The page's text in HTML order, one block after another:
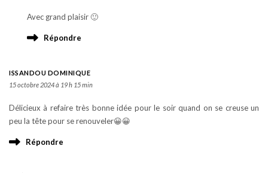
Avec grand plaisir 🙂
Répondre
ISSANDOU DOMINIQUE
15 octobre 2024 à 19 h 15 min
Délicieux à refaire très bonne idée pour le soir quand on se creuse un
peu la tête pour se renouveler😀😀
Répondre